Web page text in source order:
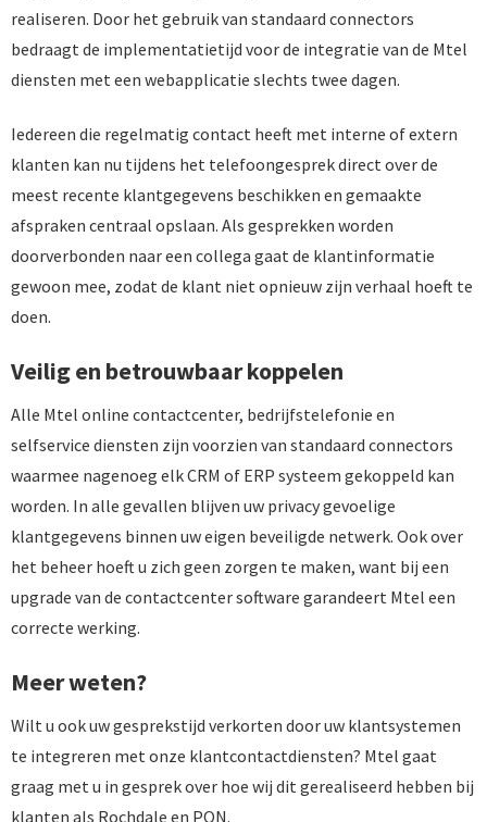
realiseren. Door het gebruik van standaard connectors
bedraagt de implementatietijd voor de integratie van de Mtel
diensten met een webapplicatie slechts twee dagen.
Iedereen die regelmatig contact heeft met interne of extern
klanten kan nu tijdens het telefoongesprek direct over de
meest recente klantgegevens beschikken en gemaakte
afspraken centraal opslaan. Als gesprekken worden
doorverbonden naar een collega gaat de klantinformatie
gewoon mee, zodat de klant niet opnieuw zijn verhaal hoeft te
doen.
Veilig en betrouwbaar koppelen
Alle Mtel online contactcenter, bedrijfstelefonie en
selfservice diensten zijn voorzien van standaard connectors
waarmee nagenoeg elk CRM of ERP systeem gekoppeld kan
worden. In alle gevallen blijven uw privacy gevoelige
klantgegevens binnen uw eigen beveiligde netwerk. Ook over
het beheer hoeft u zich geen zorgen te maken, want bij een
upgrade van de contactcenter software garandeert Mtel een
correcte werking.
Meer weten?
Wilt u ook uw gesprekstijd verkorten door uw klantsystemen
te integreren met onze klantcontactdiensten? Mtel gaat
graag met u in gesprek over hoe wij dit gerealiseerd hebben bij
klanten als Rochdale en PON.